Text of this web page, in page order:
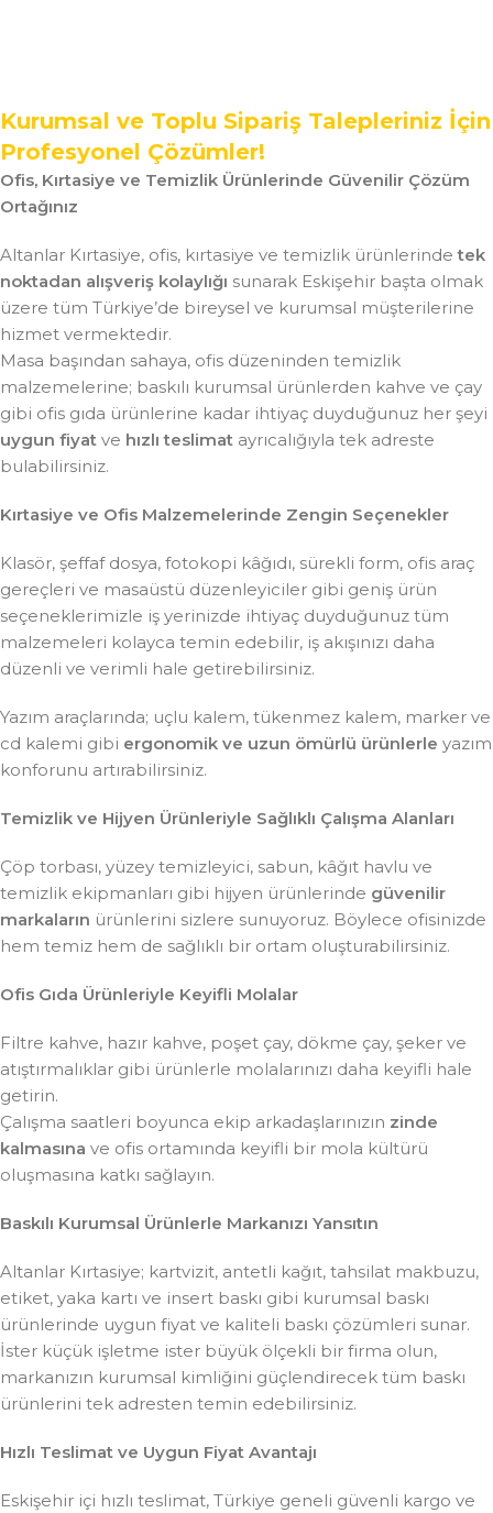
Kurumsal ve Toplu Sipariş Talepleriniz İçin
Profesyonel Çözümler!
Ofis, Kırtasiye ve Temizlik Ürünlerinde Güvenilir Çözüm
Ortağınız
Altanlar Kırtasiye, ofis, kırtasiye ve temizlik ürünlerindetek
noktadan alışveriş kolaylığı sunarak Eskişehir başta olmak
üzere tüm Türkiye’de bireysel ve kurumsal müşterilerine
hizmet vermektedir.
Masa başından sahaya, ofis düzeninden temizlik
malzemelerine; baskılı kurumsal ürünlerden kahve ve çay
gibi ofis gıda ürünlerine kadar ihtiyaç duyduğunuz her şeyi
uygun fiyat ve hızlı teslimat ayrıcalığıyla tek adreste
bulabilirsiniz.
Kırtasiye ve Ofis Malzemelerinde Zengin Seçenekler
Klasör, şeffaf dosya, fotokopi kâğıdı, sürekli form, ofis araç
gereçleri ve masaüstü düzenleyiciler gibi geniş ürün
seçeneklerimizle iş yerinizde ihtiyaç duyduğunuz tüm
malzemeleri kolayca temin edebilir, iş akışınızı daha
düzenli ve verimli hale getirebilirsiniz.
Yazım araçlarında; uçlu kalem, tükenmez kalem, marker ve
cd kalemi gibi ergonomik ve uzun ömürlü ürünlerle yazım
konforunu artırabilirsiniz.
Temizlik ve Hijyen Ürünleriyle Sağlıklı Çalışma Alanları
Çöp torbası, yüzey temizleyici, sabun, kâğıt havlu ve
temizlik ekipmanları gibi hijyen ürünlerinde güvenilir
markaların ürünlerini sizlere sunuyoruz. Böylece ofisinizde
hem temiz hem de sağlıklı bir ortam oluşturabilirsiniz.
Ofis Gıda Ürünleriyle Keyifli Molalar
Filtre kahve, hazır kahve, poşet çay, dökme çay, şeker ve
atıştırmalıklar gibi ürünlerle molalarınızı daha keyifli hale
getirin.
Çalışma saatleri boyunca ekip arkadaşlarınızın zinde
kalmasına ve ofis ortamında keyifli bir mola kültürü
oluşmasına katkı sağlayın.
Baskılı Kurumsal Ürünlerle Markanızı Yansıtın
Altanlar Kırtasiye; kartvizit, antetli kağıt, tahsilat makbuzu,
etiket, yaka kartı ve insert baskı gibi kurumsal baskı
ürünlerinde uygun fiyat ve kaliteli baskı çözümleri sunar.
İster küçük işletme ister büyük ölçekli bir firma olun,
markanızın kurumsal kimliğini güçlendirecek tüm baskı
ürünlerini tek adresten temin edebilirsiniz.
Hızlı Teslimat ve Uygun Fiyat Avantajı
Eskişehir içi hızlı teslimat, Türkiye geneli güvenli kargo ve